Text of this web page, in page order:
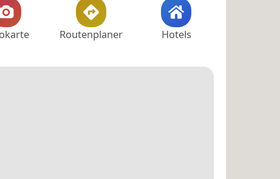
Routenplaner Hotels